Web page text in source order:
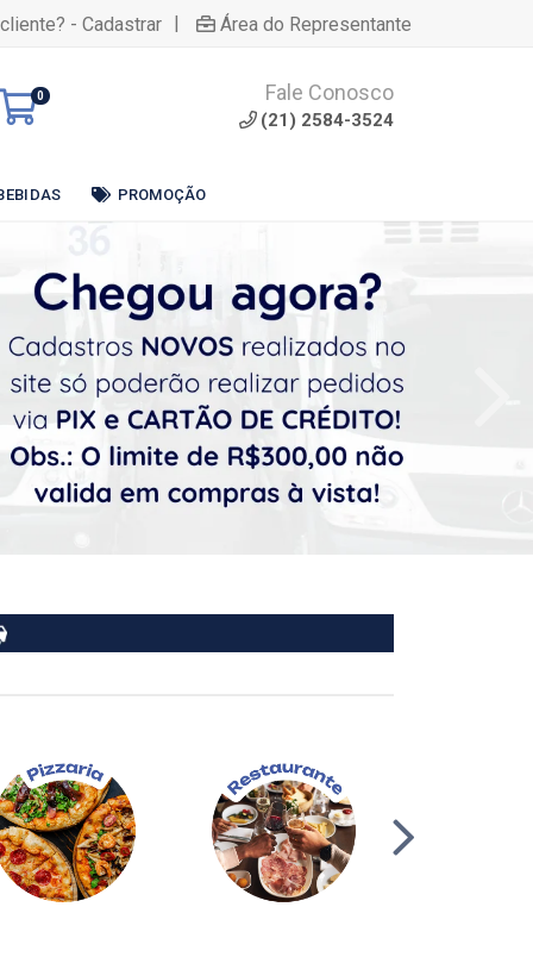
- Cadastrar | Área do Representante
0 Fale Conosco
(21) 2584-3524
PROMOÇÃO